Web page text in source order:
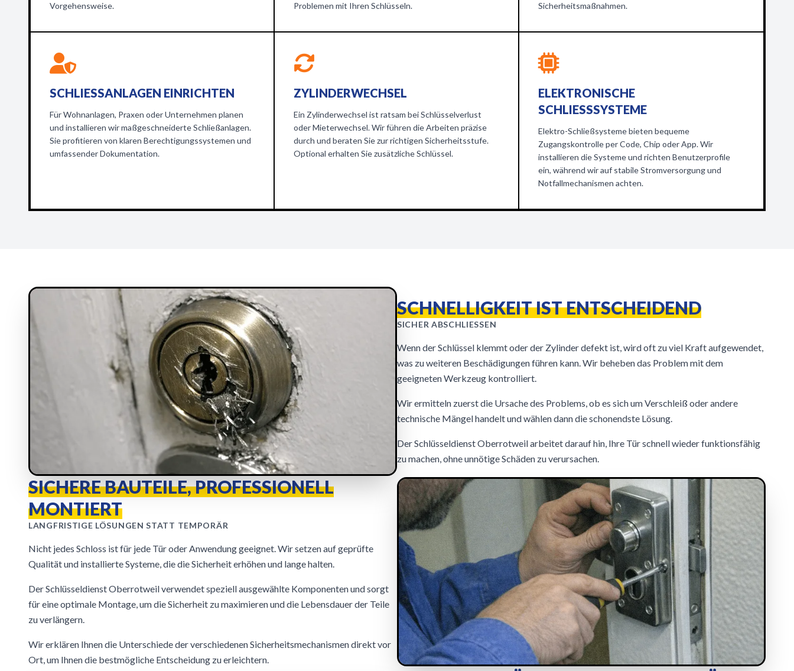
Vorgehensweise.
Problemen mit Ihren Schlüsseln.
Sicherheitsmaßnahmen.
SCHLIESSANLAGEN EINRICHTEN
Für Wohnanlagen, Praxen oder Unternehmen planen
und installieren wir maßgeschneiderte Schließanlagen.
Sie profitieren von klaren Berechtigungssystemen und
umfassender Dokumentation.
ZYLINDERWECHSEL
Ein Zylinderwechsel ist ratsam bei Schlüsselverlust
oder Mieterwechsel. Wir führen die Arbeiten präzise
durch und beraten Sie zur richtigen Sicherheitsstufe.
Optional erhalten Sie zusätzliche Schlüssel.
ELEKTRONISCHE
SCHLIESSSYSTEME
Elektro-Schließsysteme bieten bequeme
Zugangskontrolle per Code, Chip oder App. Wir
installieren die Systeme und richten Benutzerprofile
ein, während wir auf stabile Stromversorgung und
Notfallmechanismen achten.
SCHNELLIGKEIT IST ENTSCHEIDEND
SICHER ABSCHLIESSEN
Wenn der Schlüssel klemmt oder der Zylinder defekt ist, wird oft zu viel Kraft aufgewendet,
was zu weiteren Beschädigungen führen kann. Wir beheben das Problem mit dem
geeigneten Werkzeug kontrolliert.
Wir ermitteln zuerst die Ursache des Problems, ob es sich um Verschleiß oder andere
technische Mängel handelt und wählen dann die schonendste Lösung.
Der Schlüsseldienst Oberrotweil arbeitet darauf hin, Ihre Tür schnell wieder funktionsfähig
zu machen, ohne unnötige Schäden zu verursachen.
SICHERE BAUTEILE, PROFESSIONELL
MONTIERT
LANGFRISTIGE LÖSUNGEN STATT TEMPORÄR
Nicht jedes Schloss ist für jede Tür oder Anwendung geeignet. Wir setzen auf geprüfte
Qualität und installierte Systeme, die die Sicherheit erhöhen und lange halten.
Der Schlüsseldienst Oberrotweil verwendet speziell ausgewählte Komponenten und sorgt
für eine optimale Montage, um die Sicherheit zu maximieren und die Lebensdauer der Teile
zu verlängern.
Wir erklären Ihnen die Unterschiede der verschiedenen Sicherheitsmechanismen direkt vor
Ort, um Ihnen die bestmögliche Entscheidung zu erleichtern.